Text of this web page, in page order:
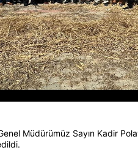
Müdürümüz Sayın Kadir